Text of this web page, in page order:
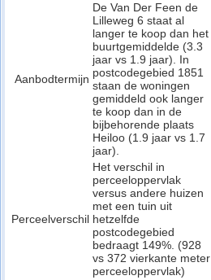
Aanbodtermijn
De Van Der Feen de
Lilleweg 6 staat al
langer te koop dan het
buurtgemiddelde (3.3
jaar vs 1.9 jaar). In
postcodegebied 1851
staan de woningen
gemiddeld ook langer
te koop dan in de
bijbehorende plaats
Heiloo (1.9 jaar vs 1.7
jaar).
Perceelverschil
Het verschil in
perceeloppervlak
versus andere huizen
met een tuin uit
hetzelfde
postcodegebied
bedraagt 149%. (928
vs 372 vierkante meter
perceeloppervlak)